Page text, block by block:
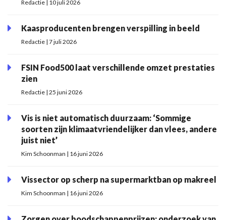
Redactie | 10 juli 2026
Kaasproducenten brengen verspilling in beeld
Redactie | 7 juli 2026
FSIN Food500 laat verschillende omzet prestaties
zien
Redactie | 25 juni 2026
Vis is niet automatisch duurzaam: ‘Sommige
soorten zijn klimaatvriendelijker dan vlees, andere
juist niet’
Kim Schoonman | 16 juni 2026
Vissector op scherp na supermarktban op makreel
Kim Schoonman | 16 juni 2026